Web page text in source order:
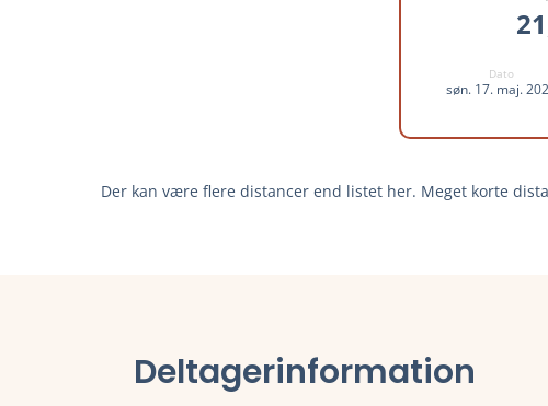
Dato
søn. 17. maj.
Der kan være flere distancer end listet her. Meget korte
Deltagerinformation